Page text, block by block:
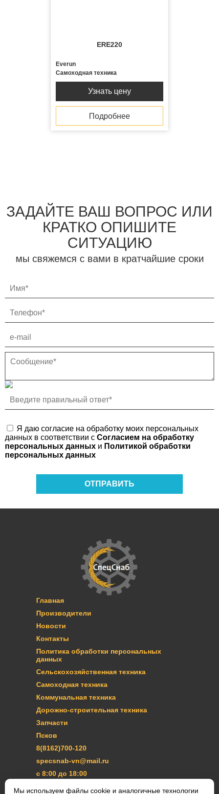
ERE220
Everun
Самоходная техника
Узнать цену
Подробнее
ЗАДАЙТЕ ВАШ ВОПРОС ИЛИ
КРАТКО ОПИШИТЕ
СИТУАЦИЮ
мы свяжемся с вами в кратчайшие сроки
Я даю согласие на обработку моих персональных
данных в соответствии с Согласием на обработку
персональных данных и Политикой обработки
персональных данных
ОТПРАВИТЬ
Главная
Производители
Новости
Контакты
Политика обработки персональных
данных
Сельскохозяйственная техника
Самоходная техника
Коммунальная техника
Дорожно-строительная техника
Запчасти
Псков
8(8162)700-120
specsnab-vn@mail.ru
с 8:00 до 18:00
Мы используем файлы cookie и аналогичные технологии